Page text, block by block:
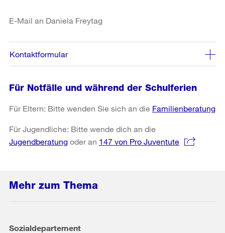
E-Mail an Daniela Freytag
Kontaktformular
Für Notfälle und während der Schulferien
Für Eltern: Bitte wenden Sie sich an die Familienberatung
Für Jugendliche: Bitte wende dich an die
Jugendberatung oder an 147 von Pro Juventute
Mehr zum Thema
Sozialdepartement